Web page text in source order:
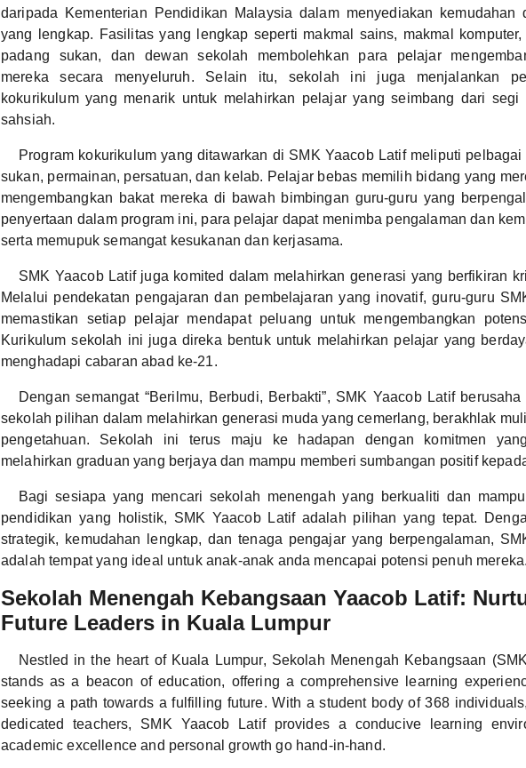
daripada Kementerian Pendidikan Malaysia dalam menyediakan kemudahan
yang lengkap. Fasilitas yang lengkap seperti makmal sains, makmal komputer,
padang sukan, dan dewan sekolah membolehkan para pelajar
mereka secara menyeluruh. Selain itu, sekolah ini juga menjalankan
kokurikulum yang menarik untuk melahirkan pelajar yang seimbang dari segi
sahsiah.
Program kokurikulum yang ditawarkan di SMK Yaacob Latif meliputi
sukan, permainan, persatuan, dan kelab. Pelajar bebas memilih bidang yang
mengembangkan bakat mereka di bawah bimbingan guru-guru yang
penyertaan dalam program ini, para pelajar dapat menimba pengalaman dan
serta memupuk semangat kesukanan dan kerjasama.
SMK Yaacob Latif juga komited dalam melahirkan generasi yang berfikiran
Melalui pendekatan pengajaran dan pembelajaran yang inovatif, guru-guru
memastikan setiap pelajar mendapat peluang untuk mengembangkan
Kurikulum sekolah ini juga direka bentuk untuk melahirkan pelajar yang
menghadapi cabaran abad ke-21.
Dengan semangat “Berilmu, Berbudi, Berbakti”, SMK Yaacob Latif
sekolah pilihan dalam melahirkan generasi muda yang cemerlang, berakhlak
pengetahuan. Sekolah ini terus maju ke hadapan dengan komitmen
melahirkan graduan yang berjaya dan mampu memberi sumbangan positif
Bagi sesiapa yang mencari sekolah menengah yang berkualiti dan
pendidikan yang holistik, SMK Yaacob Latif adalah pilihan yang tepat.
strategik, kemudahan lengkap, dan tenaga pengajar yang berpengalaman,
adalah tempat yang ideal untuk anak-anak anda mencapai potensi penuh mereka.
Sekolah Menengah Kebangsaan Yaacob Latif:
Future Leaders in Kuala Lumpur
Nestled in the heart of Kuala Lumpur, Sekolah Menengah Kebangsaan
stands as a beacon of education, offering a comprehensive learning
seeking a path towards a fulfilling future. With a student body of 368
dedicated teachers, SMK Yaacob Latif provides a conducive learning
academic excellence and personal growth go hand-in-hand.